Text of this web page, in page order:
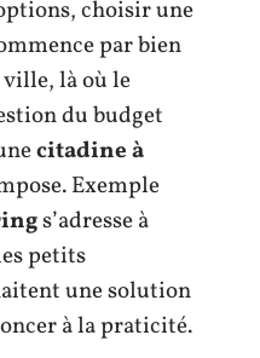
choisir une
par bien
ville, là où le
du budget
citadine à
Exemple
s’adresse à
petits
une solution
à la praticité.